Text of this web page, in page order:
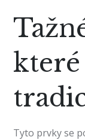
Tyto prvky se